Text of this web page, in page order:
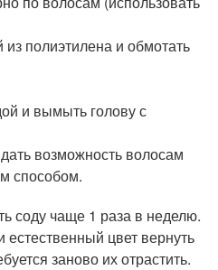
полиэтилена и обмотать
и вымыть голову с
возможность волосам
способом.
соду чаще 1 раза в неделю.
цвет вернуть
заново их отрастить.